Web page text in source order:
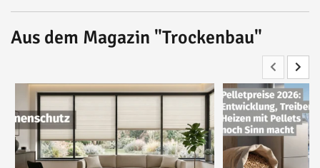
Aus dem Magazin "Trockenbau"